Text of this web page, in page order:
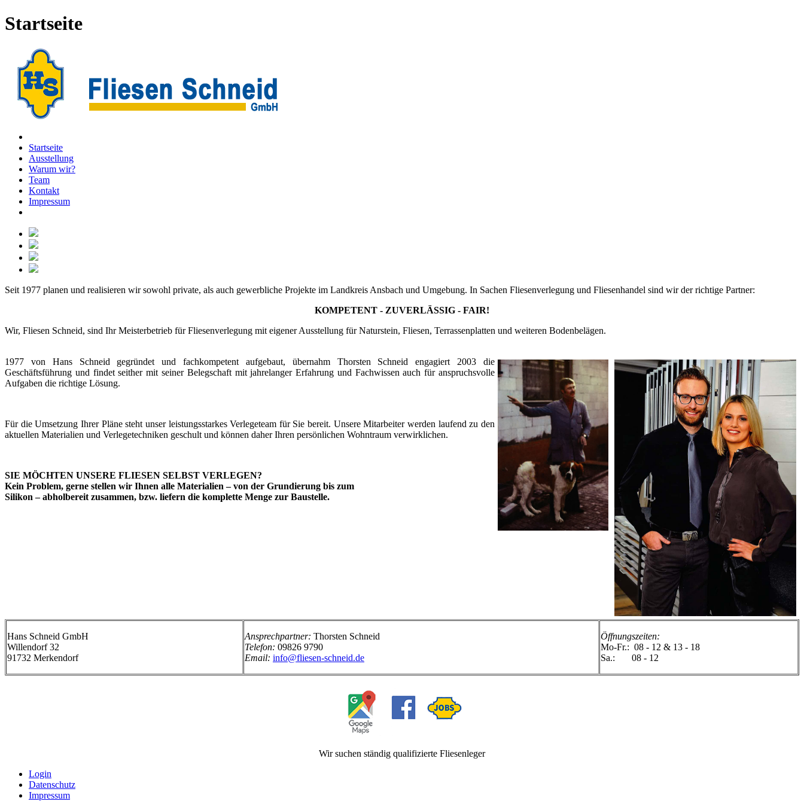
Startseite
Startseite
Ausstellung
Warum wir?
Team
Kontakt
Impressum
Seit 1977 planen und realisieren wir sowohl private, als auch gewerbliche Projekte im Landkreis Ansbach und Umgebung. In Sachen Fliesenverlegung und Fliesenhandel sind wir der richtige Partner:
KOMPETENT - ZUVERLÄSSIG - FAIR!
Wir, Fliesen Schneid, sind Ihr Meisterbetrieb für Fliesenverlegung mit eigener Ausstellung für Naturstein, Fliesen, Terrassenplatten und weiteren Bodenbelägen.
1977 von Hans Schneid gegründet und fachkompetent aufgebaut, übernahm Thorsten Schneid engagiert 2003 die
Geschäftsführung und findet seither mit seiner Belegschaft mit jahrelanger Erfahrung und Fachwissen auch für anspruchsvolle
Aufgaben die richtige Lösung.
Für die Umsetzung Ihrer Pläne steht unser leistungsstarkes Verlegeteam für Sie bereit. Unsere Mitarbeiter werden laufend zu den
aktuellen Materialien und Verlegetechniken geschult und können daher Ihren persönlichen Wohntraum verwirklichen.
SIE MÖCHTEN UNSERE FLIESEN SELBST VERLEGEN?
Kein Problem, gerne stellen wir Ihnen alle Materialien – von der Grundierung bis zum
Silikon – abholbereit zusammen, bzw. liefern die komplette Menge zur Baustelle.
Hans Schneid GmbH
Willendorf 32
91732 Merkendorf
Ansprechpartner: Thorsten Schneid
Telefon: 09826 9790
Email: info@fliesen-schneid.de
Öffnungszeiten:
Mo-Fr.: 08 - 12 & 13 - 18
Sa.: 08 - 12
Wir suchen ständig qualifizierte Fliesenleger
Login
Datenschutz
Impressum